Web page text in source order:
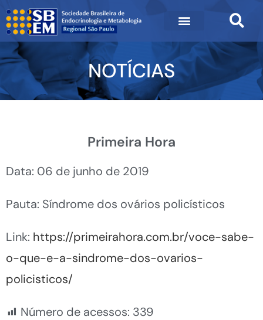
NOTÍCIAS
Primeira Hora
Data: 06 de junho de 2019
Pauta: Síndrome dos ovários policísticos
Link: https://primeirahora.com.br/voce-sabe-
o-que-e-a-sindrome-dos-ovarios-
policisticos/
Número de acessos: 339